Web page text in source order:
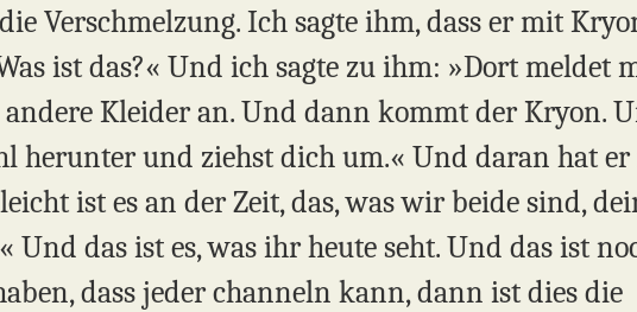
Verschmelzung. Ich sagte ihm, dass er mit
ist das?« Und ich sagte zu ihm: »Dort meldet
Kleider an. Und dann kommt der Kryon.
herunter und ziehst dich um.« Und daran hat
ist es an der Zeit, das, was wir beide sind,
Und das ist es, was ihr heute seht. Und das ist
dass jeder channeln kann, dann ist dies die